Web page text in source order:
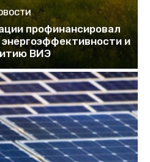
профинансировал
и
ВИЭ